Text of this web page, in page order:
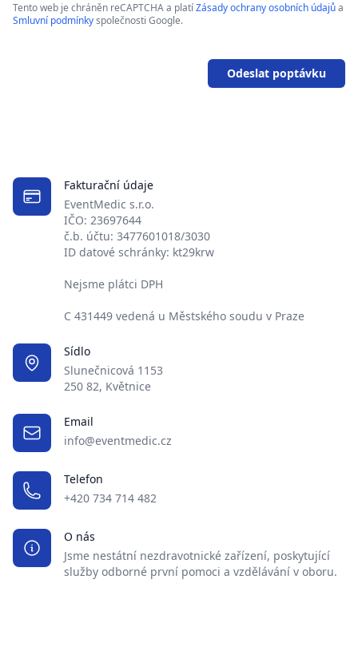
Fakturační údaje
EventMedic s.r.o.
IČO: 23697644
č.b. účtu: 3477601018/3030
ID datové schránky: kt29krw
Nejsme plátci DPH
C 431449 vedená u Městského soudu v Praze
Sídlo
Slunečnicová 1153
250 82, Květnice
Email
info@eventmedic.cz
Telefon
+420 734 714 482
O nás
Jsme nestátní nezdravotnické zařízení, poskytující
služby odborné první pomoci a vzdělávání v oboru.
Tento web je chráněn reCAPTCHA a platíZásady ochrany osobních údajůa
Smluvní podmínkyspolečnosti Google.
Odeslat poptávku